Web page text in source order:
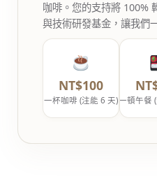
咖啡。您的支持將 100%
與技術研發基金，讓我們
NT$100
一杯咖啡 (注能 6 天) 一頓午餐